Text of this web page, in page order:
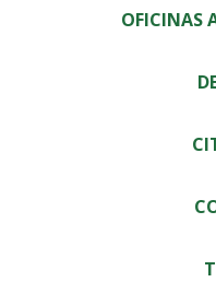
OFICINAS